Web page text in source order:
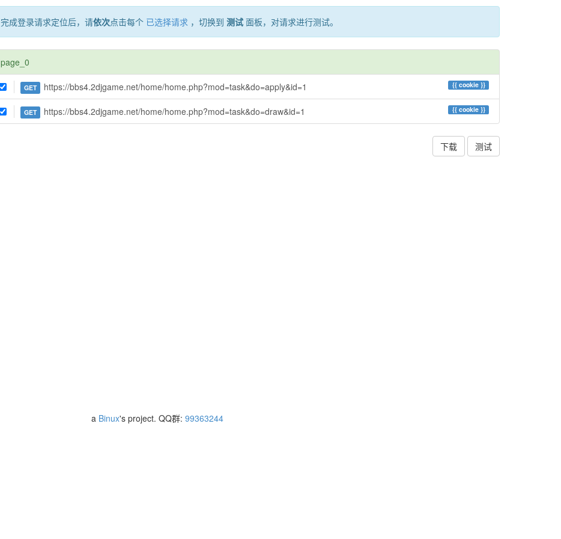
完成登录请求定位后，请依次点击每个 已选择请求，切换到 测试面板，对请求进行测试。
page_0
{{ cookie}}
GET https://bbs4.2djgame.net/home/home.php?mod=task&do=apply&id=1
{{ cookie}}
GET https://bbs4.2djgame.net/home/home.php?mod=task&do=draw&id=1
下载 测试
a Binux's project. QQ群: 99363244